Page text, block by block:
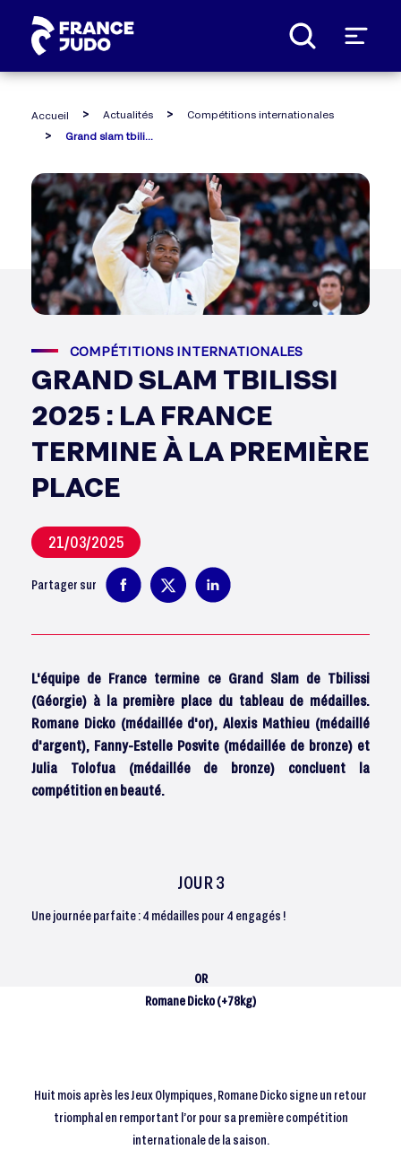
Accueil Actualités
Compétitions internationales
COMPÉTITIONS INTERNATIONALES
GRAND SLAM TBILISSI
2025 : LA FRANCE
TERMINE À LA PREMIÈRE
PLACE
21/03/2025
Partager sur
L'équipe de France termine ce Grand Slam de Tbilissi
(Géorgie) à la première place du tableau de médailles.
Romane Dicko (médaillée d'or), Alexis Mathieu (médaillé
d'argent), Fanny-Estelle Posvite (médaillée de bronze) et
Julia Tolofua (médaillée de bronze) concluent la
compétition en beauté.
JOUR 3
Une journée parfaite : 4 médailles pour 4 engagés !
OR
Romane Dicko (+78kg)
Huit mois après les Jeux Olympiques, Romane Dicko signe un retour
triomphal en remportant l’or pour sa première compétition
internationale de la saison.